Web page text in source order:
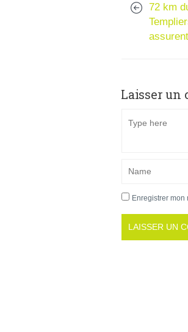
72 km
Laisser un
Enregistrer